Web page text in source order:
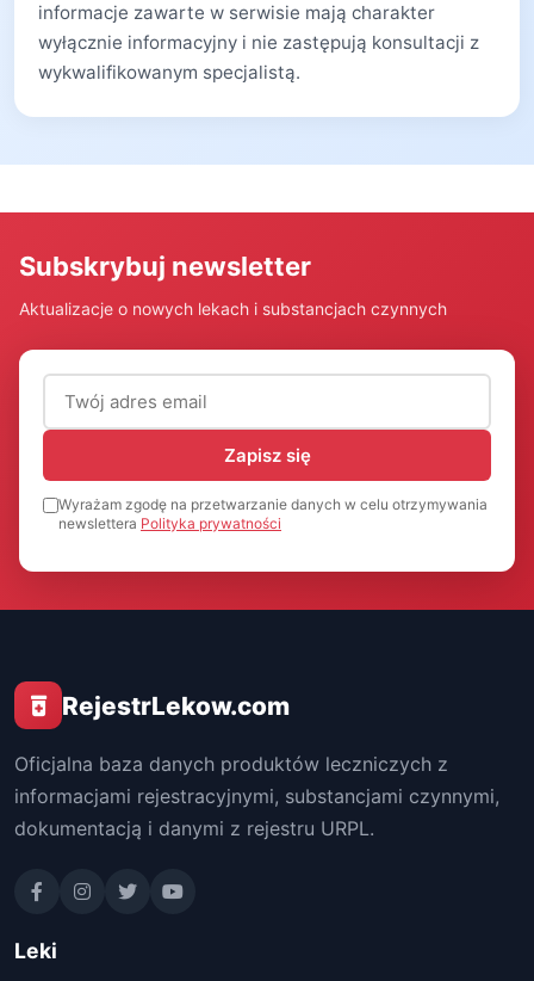
informacje zawarte w serwisie mają charakter
wyłącznie informacyjny i nie zastępują konsultacji z
wykwalifikowanym specjalistą.
Subskrybuj newsletter
Aktualizacje o nowych lekach i substancjach czynnych
Adres email (wymagany)
Zapisz się
Wyrażam zgodę na przetwarzanie danych w celu otrzymywania
newslettera Polityka prywatności
RejestrLekow.com
Oficjalna baza danych produktów leczniczych z
informacjami rejestracyjnymi, substancjami czynnymi,
dokumentacją i danymi z rejestru URPL.
Leki